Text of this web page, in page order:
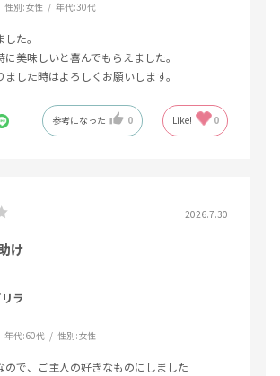
性別:女性 年代:30代
た。
に美味しいと喜んでもらえました。
ました時はよろしくお願いします。
参考になった 0 Like! 0
2026.7.30
け
ラ
年代:60代 性別:女性
ので、ご主人の好きなものにしました